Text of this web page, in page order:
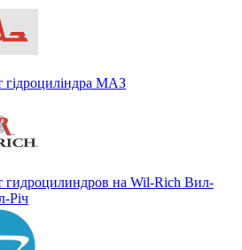
гідроциліндра МАЗ
гидроцилиндров на Wil-Rich Вил-
Річ